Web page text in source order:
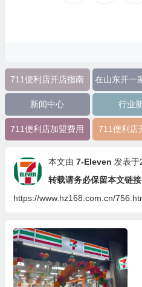
711便利店开店指南
新闻中心 行业
711便利店加盟费用 711便利店
本文由 7-Eleven 发表
转载请务必保留本文链接
https://www.hz168.com.cn/